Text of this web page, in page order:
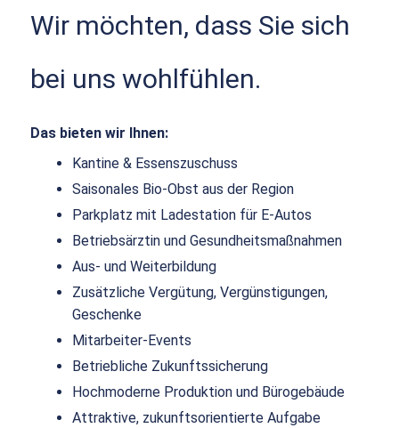
Wir möchten, dass Sie sich
bei uns wohlfühlen.
Das bieten wir Ihnen:
Kantine & Essenszuschuss
Saisonales Bio-Obst aus der Region
Parkplatz mit Ladestation für E-Autos
Betriebsärztin und Gesundheitsmaßnahmen
Aus- und Weiterbildung
Zusätzliche Vergütung, Vergünstigungen,
Geschenke
Mitarbeiter-Events
Betriebliche Zukunftssicherung
Hochmoderne Produktion und Bürogebäude
Attraktive, zukunftsorientierte Aufgabe